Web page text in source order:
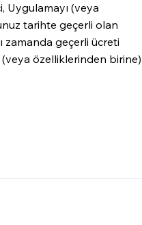
Uygulamayı (veya
tarihte geçerli olan
zamanda geçerli ücreti
özelliklerinden birine)